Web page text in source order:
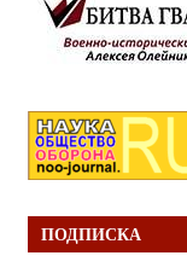
ПОДПИСКА